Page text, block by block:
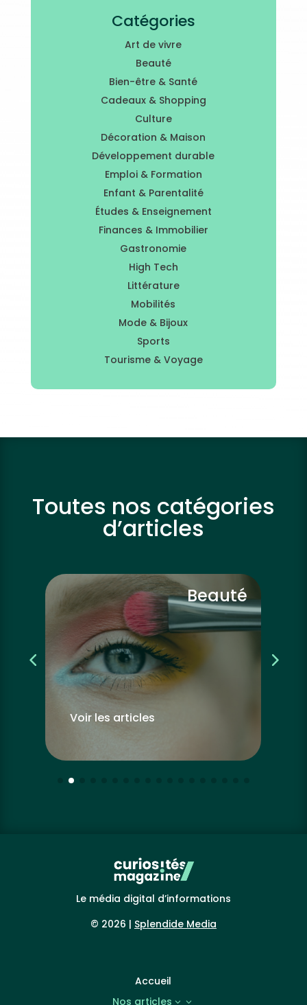
Catégories
Art de vivre
Beauté
Bien-être & Santé
Cadeaux & Shopping
Culture
Décoration & Maison
Développement durable
Emploi & Formation
Enfant & Parentalité
Études & Enseignement
Finances & Immobilier
Gastronomie
High Tech
Littérature
Mobilités
Mode & Bijoux
Sports
Tourisme & Voyage
Toutes nos catégories
d’articles
Beauté
Voir les articles
Le média digital d’informations
© 2026 | Splendide Media
Accueil
Nos articles
3